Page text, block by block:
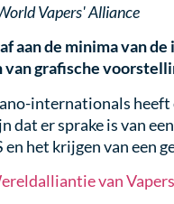
Vapers' Alliance
aan de minima van
grafische
internationals
dat er sprake is van
het krijgen van een
van Vapers